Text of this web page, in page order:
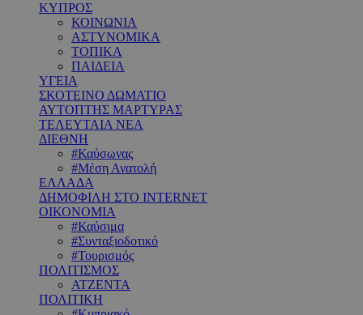
ΚΥΠΡΟΣ
ΚΟΙΝΩΝΙΑ
ΑΣΤΥΝΟΜΙΚΑ
ΤΟΠΙΚΑ
ΠΑΙΔΕΙΑ
ΥΓΕΙΑ
ΣΚΟΤΕΙΝΟ ΔΩΜΑΤΙΟ
ΑΥΤΟΠΤΗΣ ΜΑΡΤΥΡΑΣ
ΤΕΛΕΥΤΑΙΑ ΝΕΑ
ΔΙΕΘΝΗ
#Καύσωνας
#Μέση Ανατολή
ΕΛΛΑΔΑ
ΔΗΜΟΦΙΛΗ ΣΤΟ INTERNET
ΟΙΚΟΝΟΜΙΑ
#Καύσιμα
#Συνταξιοδοτικό
#Τουρισμός
ΠΟΛΙΤΙΣΜΟΣ
ΑΤΖΕΝΤΑ
ΠΟΛΙΤΙΚΗ